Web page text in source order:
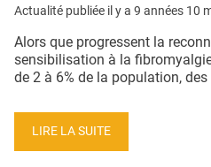
Actualité publiée il y a 9 années 10
Alors que progressent la
sensibilisation à la
de 2 à 6% de la population,
LIRE LA SUITE